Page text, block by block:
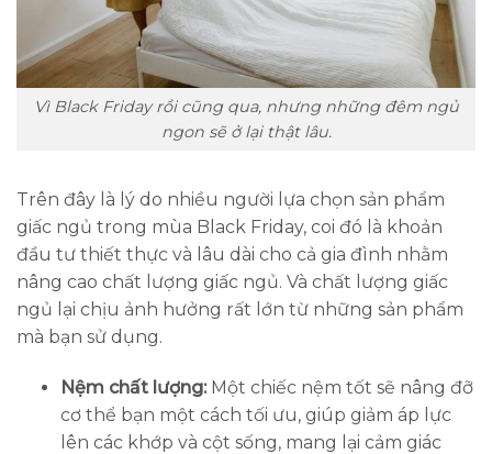
Vì Black Friday rồi cũng qua, nhưng những đêm ngủ
ngon sẽ ở lại thật lâu.
Trên đây là lý do nhiều người lựa chọn sản phẩm
giấc ngủ trong mùa Black Friday, coi đó là khoản
đầu tư thiết thực và lâu dài cho cả gia đình nhằm
nâng cao chất lượng giấc ngủ. Và chất lượng giấc
ngủ lại chịu ảnh hưởng rất lớn từ những sản phẩm
mà bạn sử dụng.
Nệm chất lượng:Một chiếc nệm tốt sẽ nâng đỡ
cơ thể bạn một cách tối ưu, giúp giảm áp lực
lên các khớp và cột sống, mang lại cảm giác